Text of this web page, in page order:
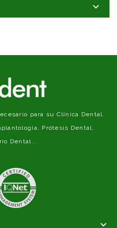

para su Clínica Dental.
Prótesis Dental,
Dental...
